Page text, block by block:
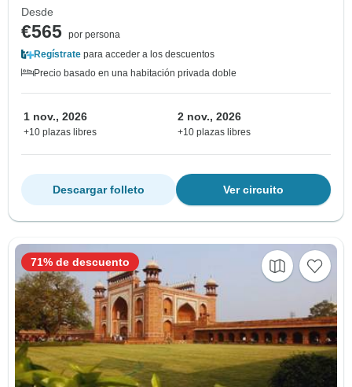
Desde
€565 por persona
Regístrate para acceder a los descuentos
Precio basado en una habitación privada doble
1 nov., 2026
+10 plazas libres
2 nov., 2026
+10 plazas libres
Ver circuito
Descargar folleto
71% de descuento